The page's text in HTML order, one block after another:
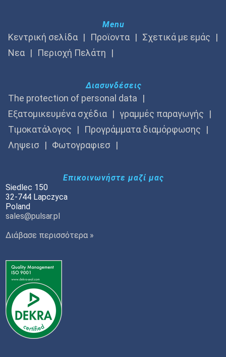
Menu
Κεντρική σελίδα Προϊοντα
Σχετικά με εμάς
Νεα
Περιοχή Πελάτη
Διασυνδέσεις
The protection of personal data
Εξατομικευμένα σχέδια
γραμμές παραγωγής
Τιμοκατάλογος
Προγράμματα διαμόρφωσης
Ληψεισ
Φωτογραφιεσ
Επικοινωνήστε μαζί μας
Siedlec 150
32-744 Lapczyca
Poland
sales@pulsar.pl
Διάβασε περισσότερα »